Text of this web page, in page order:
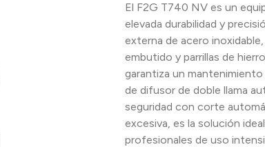
El F2G T740 NV es un
elevada durabilidad y
externa de acero
embutido y parrillas de
garantiza un
de difusor de doble llama
seguridad con corte
excesiva, es la solución
profesionales de uso